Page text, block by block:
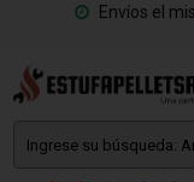
Envíos el